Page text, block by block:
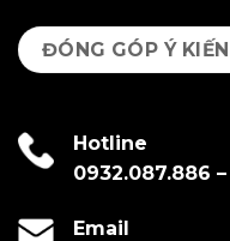
ĐÓNG GÓP Ý KIẾN
Hotline
0932.087.886 –
Email